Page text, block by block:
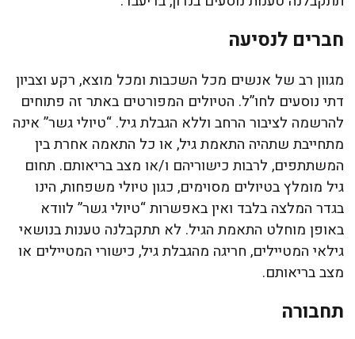
חברים לנסיעה
מגוון רב של אנשים מכל השכבות ומכל מוצא, רקע וצביון
דתי נוסעים לחו”ל. הטיולים המפורטים באתר זה פתוחים
להרשמה לציבור הרחב וללא הגבלת גיל. “טיולי גשר” אינה
מתחייבת שתהיה התאמת גיל, או כל התאמה אחרת בין
המשתתפים, לרבות כישוריהם ו/או מצב בריאותם. תחום
גיל מומלץ בטיולים מסוימים, כגון טיולי משפחות, הינו
בגדר המלצה בלבד ואין באפשרות “טיולי גשר” לוודא
באופן מוחלט התאמת הגיל. לא תתקבלנה טענות בנושאי
גילאי המטיילים, חריגה מהגבלת גיל, כישורי המטיילים או
מצב בריאותם.
תחבורה